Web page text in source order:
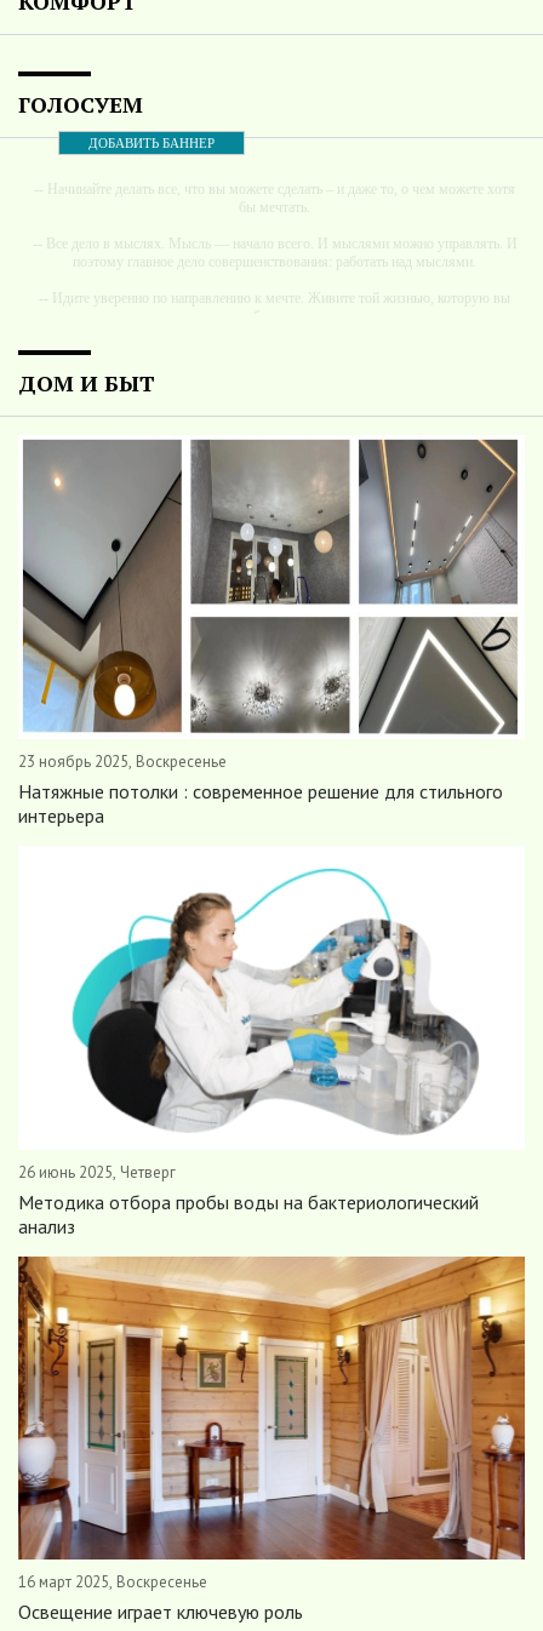
ГОЛОСУЕМ
ДОБАВИТЬ БАННЕР
-- Начинайте делать все, что вы можете сделать – и даже то, о чем можете хотя
бы мечтать.
-- Все дело в мыслях. Мысль — начало всего. И мыслями можно управлять. И
поэтому главное дело совершенствования: работать над мыслями.
-- Идите уверенно по направлению к мечте. Живите той жизнью, которую вы
-- Самое большое богатство — это ум. Самая большая нищета — глупость. Из
-- Люблю давать советы и очень не люблю, когда их дают мне.
ДОМ И БЫТ
23 ноябрь 2025, Воскресенье
Натяжные потолки : современное решение для стильного
интерьера
26 июнь 2025, Четверг
Методика отбора пробы воды на бактериологический
анализ
16 март 2025, Воскресенье
Освещение играет ключевую роль